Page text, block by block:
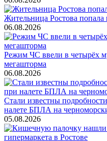
Жительница Ростова попала
06.08.2026
Режим ЧС ввели в четырёх
мегашторма
06.08.2026
Стали известны
налете БПЛА на
05.08.2026